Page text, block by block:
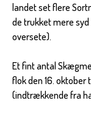
landet set flere
de trukket mere
oversete).
Et fint antal
flok den 16.
(indtrækkende fra